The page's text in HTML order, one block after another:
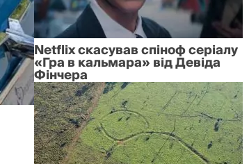
Netflix скасував спіноф серіалу
«Гра в кальмара» від Девіда
Фінчера